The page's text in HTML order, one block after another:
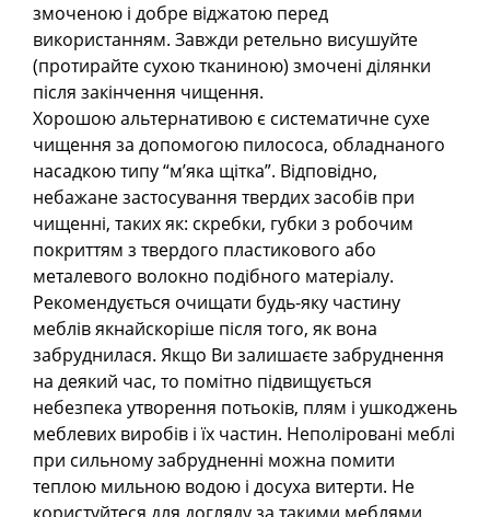
змоченою і добре віджатою перед
використанням. Завжди ретельно висушуйте
(протирайте сухою тканиною) змочені ділянки
після закінчення чищення.
Хорошою альтернативою є систематичне сухе
чищення за допомогою пилососа, обладнаного
насадкою типу “м’яка щітка”. Відповідно,
небажане застосування твердих засобів при
чищенні, таких як: скребки, губки з робочим
покриттям з твердого пластикового або
металевого волокно подібного матеріалу.
Рекомендується очищати будь-яку частину
меблів якнайскоріше після того, як вона
забруднилася. Якщо Ви залишаєте забруднення
на деякий час, то помітно підвищується
небезпека утворення потьоків, плям і ушкоджень
меблевих виробів і їх частин. Неполіровані меблі
при сильному забрудненні можна помити
теплою мильною водою і досуха витерти. Не